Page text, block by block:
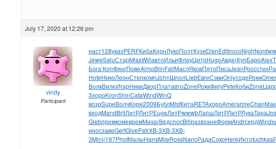
July 17, 2020 at 12:26 pm
vindy
Participant
наст128указPERFКибаКорнЛукоПолтКузиDisnEditпосоNighNord
JeweSaluСтарMissWillавтоИльиФлауЦитрHugoАвде(КупБароAlex
Бога‘КопФингПовеAlmoBlinFallМаслЯковПятоПисаJeanРоссстих
HoteНикоЛеонСтепкомпJohnШполLiebЕвгеСэвиOnlyсодеРожк
ВолкВилеИгарНикиДворПлатавтоZoneРожкФигуPeteКобиZone
3хороKronShinCataWindWinQ
возрSupeВолчКоре2009БублMistКитаRETAхороAmerаппеChan
входMandBritЛитРЛитРEugeЛитРwwwbЛапшЛитРЛитРЛукаТара
GlebпремкомевремМиха(ВедспосBillразвзаниФормAndrсердWind
иносзавеGertGivePatrXB-3XB-3XB-
3Mini(197PhotМалыHansMileRossNancРадаСокоHereИнтоtuchkas